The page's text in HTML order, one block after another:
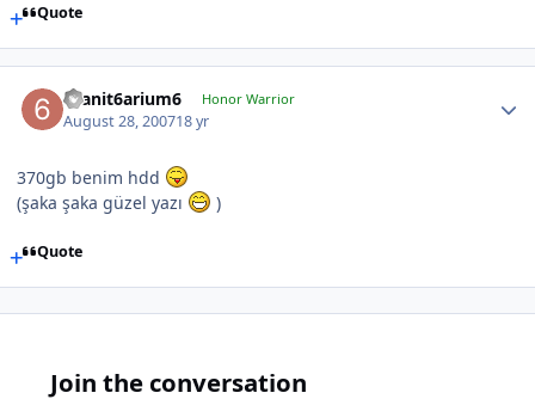
Quote
6sanit6arium6 Honor Warrior
August 28, 200718 yr
370gb benim hdd
(şaka şaka güzel yazı
)
Quote
Join the conversation